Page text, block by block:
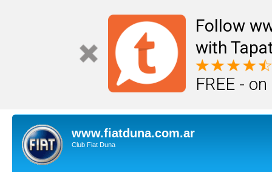
Follow
with
FREE -
www.fiatduna.com.ar
Club Fiat Duna